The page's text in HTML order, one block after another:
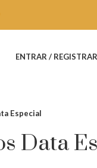
ENTRAR / REGISTRAR
Especial
Data